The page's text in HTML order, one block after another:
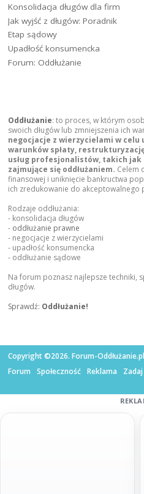
Konsolidacja długów dla firm
Jak wyjść z długów: Poradnik
Etap sądowy
Upadłość konsumencka
Forum: Oddłużanie
Oddłużanie: to proces, w którym
swoich długów lub zmniejszenia ich
negocjacje z wierzycielami w celu
warunków spłaty,
usług profesjonalistów, takich
zajmujące się oddłużaniem. Celem
finansowej i uniknięcie bankructwa
ich zredukowanie do akceptowalnego
Rodzaje oddłużania:
- konsolidacja długów
- oddłużanie prawne
- negocjacje z wierzycielami
- upadłość konsumencka
- oddłużanie sądowe
Na forum poznasz najlepsze techniki,
długów.
Sprawdź: Oddłużanie!
Copyright ©2026. Forum-
Forum
Społeczność Reklama